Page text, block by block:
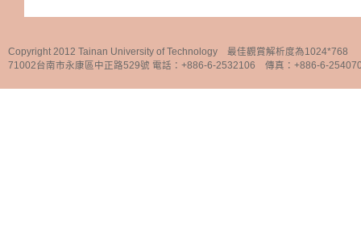
Copyright 2012 Tainan University of Technology 最佳觀賞解析度為1024*768
71002台南市永康區中正路529號 電話：+886-6-2532106 傳真：+886-6-